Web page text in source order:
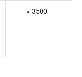
3500